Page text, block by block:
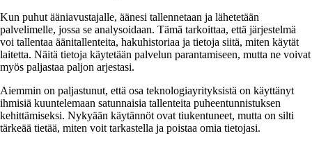
Kun puhut ääniavustajalle, äänesi tallennetaan ja lähetetään
palvelimelle, jossa se analysoidaan. Tämä tarkoittaa, että järjestelmä
voi tallentaa äänitallenteita, hakuhistoriaa ja tietoja siitä, miten käytät
laitetta. Näitä tietoja käytetään palvelun parantamiseen, mutta ne voivat
myös paljastaa paljon arjestasi.
Aiemmin on paljastunut, että osa teknologiayrityksistä on käyttänyt
ihmisiä kuuntelemaan satunnaisia tallenteita puheentunnistuksen
kehittämiseksi. Nykyään käytännöt ovat tiukentuneet, mutta on silti
tärkeää tietää, miten voit tarkastella ja poistaa omia tietojasi.